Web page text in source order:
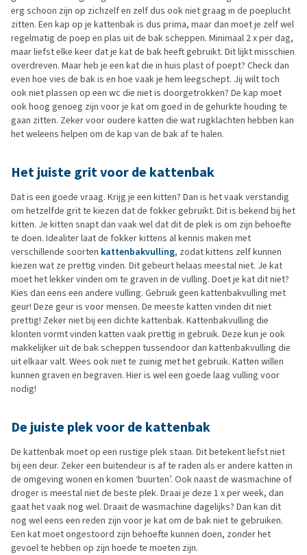
erg schoon zijn op zichzelf en zelf dus ook niet graag in de poeplucht
zitten. Een kap op je kattenbak is dus prima, maar dan moet je zelf wel
regelmatig de poep en plas uit de bak scheppen. Minimaal 2 x per dag,
maar liefst elke keer dat je kat de bak heeft gebruikt. Dit lijkt misschien
overdreven. Maar heb je een kat die in huis plast of poept? Check dan
even hoe vies de bak is en hoe vaak je hem leegschept. Jij wilt toch
ook niet plassen op een wc die niet is doorgetrokken? De kap moet
ook hoog genoeg zijn voor je kat om goed in de gehurkte houding te
gaan zitten. Zeker voor oudere katten die wat rugklachten hebben kan
het weleens helpen om de kap van de bak af te halen.
Het juiste grit voor de kattenbak
Dat is een goede vraag. Krijg je een kitten? Dan is het vaak verstandig
om hetzelfde grit te kiezen dat de fokker gebruikt. Dit is bekend bij het
kitten. Je kitten snapt dan vaak wel dat dit de plek is om zijn behoefte
te doen. Idealiter laat de fokker kittens al kennis maken met
verschillende soorten kattenbakvulling, zodat kittens zelf kunnen
kiezen wat ze prettig vinden. Dit gebeurt helaas meestal niet. Je kat
moet het lekker vinden om te graven in de vulling. Doet je kat dit niet?
Kies dan eens een andere vulling. Gebruik geen kattenbakvulling met
geur! Deze geur is voor mensen. De meeste katten vinden dit niet
prettig! Zeker niet bij een dichte kattenbak. Kattenbakvulling die
klonten vormt vinden katten vaak prettig in gebruik. Deze kun je ook
makkelijker uit de bak scheppen tussendoor dan kattenbakvulling die
uit elkaar valt. Wees ook niet te zuinig met het gebruik. Katten willen
kunnen graven en begraven. Hier is wel een goede laag vulling voor
nodig!
De juiste plek voor de kattenbak
De kattenbak moet op een rustige plek staan. Dit betekent liefst niet
bij een deur. Zeker een buitendeur is af te raden als er andere katten in
de omgeving wonen en komen ‘buurten’. Ook naast de wasmachine of
droger is meestal niet de beste plek. Draai je deze 1 x per week, dan
gaat het vaak nog wel. Draait de wasmachine dagelijks? Dan kan dit
nog wel eens een reden zijn voor je kat om de bak niet te gebruiken.
Een kat moet ongestoord zijn behoefte kunnen doen, zonder het
gevoel te hebben op zijn hoede te moeten zijn.